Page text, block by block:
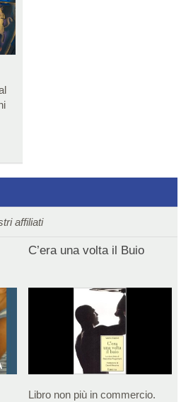
affiliati
C’era una volta il Buio
Libro non più in commercio.